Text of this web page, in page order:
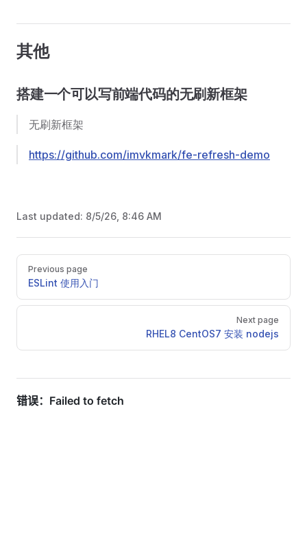
其他
搭建一个可以写前端代码的无刷新框架
无刷新框架
https://github.com/imvkmark/fe-refresh-demo
Last updated: 8/5/26, 8:46 AM
PagerPrevious page
ESLint 使用入门
Next page
RHEL8 CentOS7 安装 nodejs